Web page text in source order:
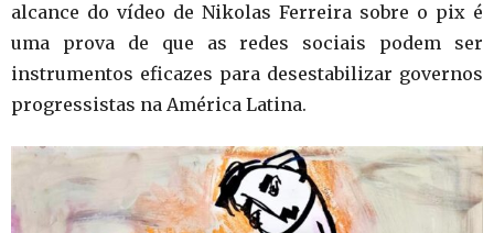
alcance do vídeo de Nikolas Ferreira sobre o pix é
uma prova de que as redes sociais podem ser
instrumentos eficazes para desestabilizar governos
progressistas na América Latina.